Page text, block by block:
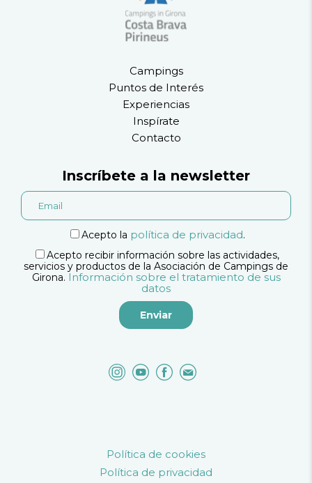
Campings
Puntos de Interés
Experiencias
Inspírate
Contacto
Inscríbete a la newsletter
Acepto la política de privacidad.
Acepto recibir información sobre las actividades,
servicios y productos de la Asociación de Campings de
Girona. Información sobre el tratamiento de sus
datos
Política de cookies
Política de privacidad